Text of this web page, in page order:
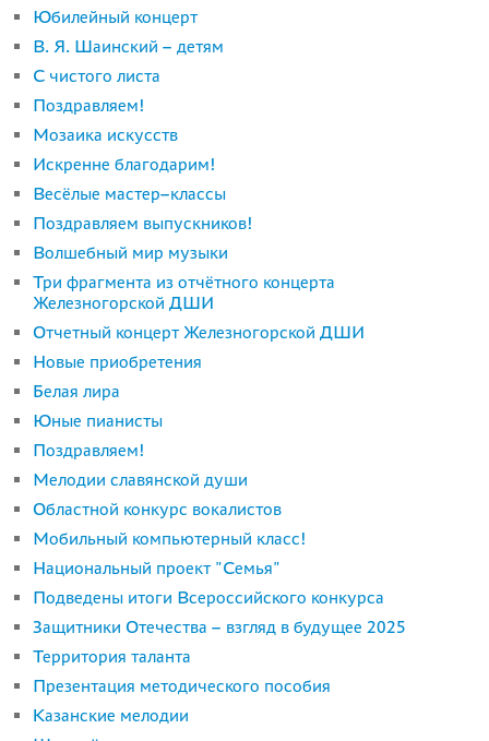
Юбилейный концерт
В. Я. Шаинский – детям
С чистого листа
Поздравляем!
Мозаика искусств
Искренне благодарим!
Весёлые мастер–классы
Поздравляем выпускников!
Волшебный мир музыки
Три фрагмента из отчётного концерта
Железногорской ДШИ
Отчетный концерт Железногорской ДШИ
Новые приобретения
Белая лира
Юные пианисты
Поздравляем!
Мелодии славянской души
Областной конкурс вокалистов
Мобильный компьютерный класс!
Национальный проект "Семья"
Подведены итоги Всероссийского конкурса
Защитники Отечества – взгляд в будущее 2025
Территория таланта
Презентация методического пособия
Казанские мелодии